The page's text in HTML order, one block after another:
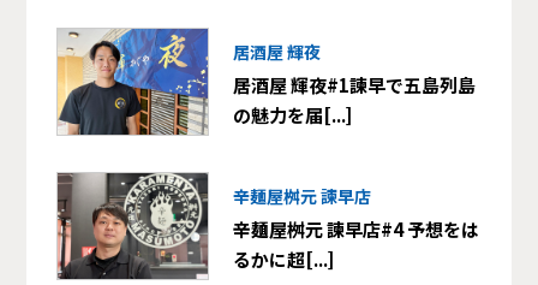
居酒屋 輝夜
居酒屋 輝夜#1諫早で五島列島
の魅力を届[...]
辛麺屋桝元 諫早店
辛麺屋桝元 諫早店#4 予想をは
るかに超[...]